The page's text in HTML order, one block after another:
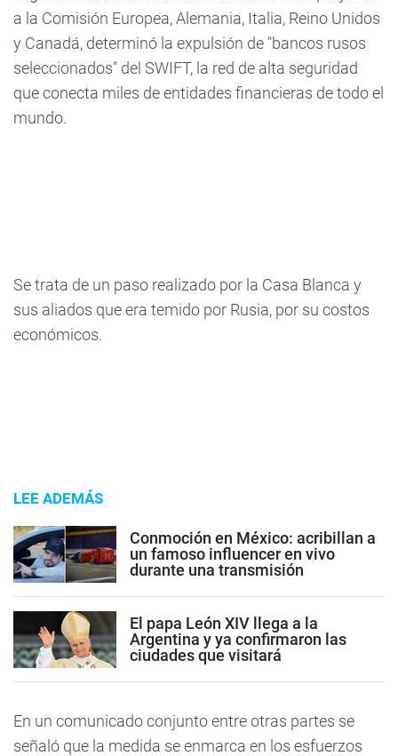
a la Comisión Europea, Alemania, Italia, Reino Unidos
y Canadá, determinó la expulsión de "bancos rusos
seleccionados" del SWIFT, la red de alta seguridad
que conecta miles de entidades financieras de todo el
mundo.
Se trata de un paso realizado por la Casa Blanca y
sus aliados que era temido por Rusia, por su costos
económicos.
LEE ADEMÁS
Conmoción en México: acribillan a
un famoso influencer en vivo
durante una transmisión
El papa León XIV llega a la
Argentina y ya confirmaron las
ciudades que visitará
En un comunicado conjunto entre otras partes se
señaló que la medida se enmarca en los esfuerzos